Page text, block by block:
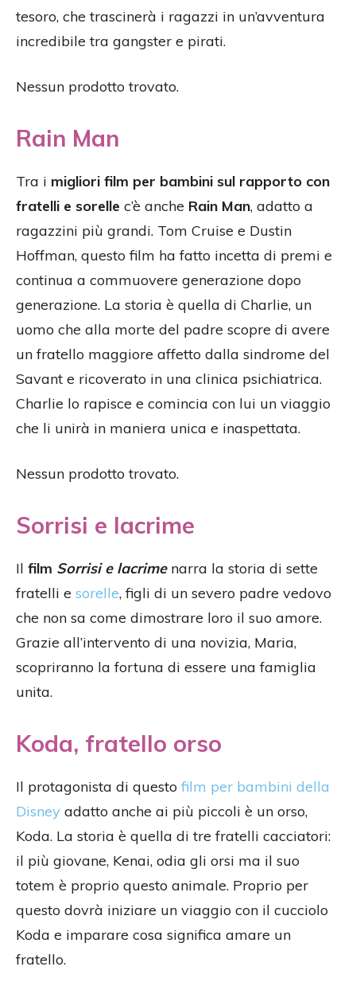
tesoro, che trascinerà i ragazzi in un’avventura
incredibile tra gangster e pirati.
Nessun prodotto trovato.
Rain Man
Tra i migliori film per bambini sul rapporto con
fratelli e sorelle c’è anche Rain Man, adatto a
ragazzini più grandi. Tom Cruise e Dustin
Hoffman, questo film ha fatto incetta di premi e
continua a commuovere generazione dopo
generazione. La storia è quella di Charlie, un
uomo che alla morte del padre scopre di avere
un fratello maggiore affetto dalla sindrome del
Savant e ricoverato in una clinica psichiatrica.
Charlie lo rapisce e comincia con lui un viaggio
che li unirà in maniera unica e inaspettata.
Nessun prodotto trovato.
Sorrisi e lacrime
Il film Sorrisi e lacrimenarra la storia di sette
fratelli e sorelle, figli di un severo padre vedovo
che non sa come dimostrare loro il suo amore.
Grazie all’intervento di una novizia, Maria,
scopriranno la fortuna di essere una famiglia
unita.
Koda, fratello orso
Il protagonista di questo film per bambini della
Disney adatto anche ai più piccoli è un orso,
Koda. La storia è quella di tre fratelli cacciatori:
il più giovane, Kenai, odia gli orsi ma il suo
totem è proprio questo animale. Proprio per
questo dovrà iniziare un viaggio con il cucciolo
Koda e imparare cosa significa amare un
fratello.